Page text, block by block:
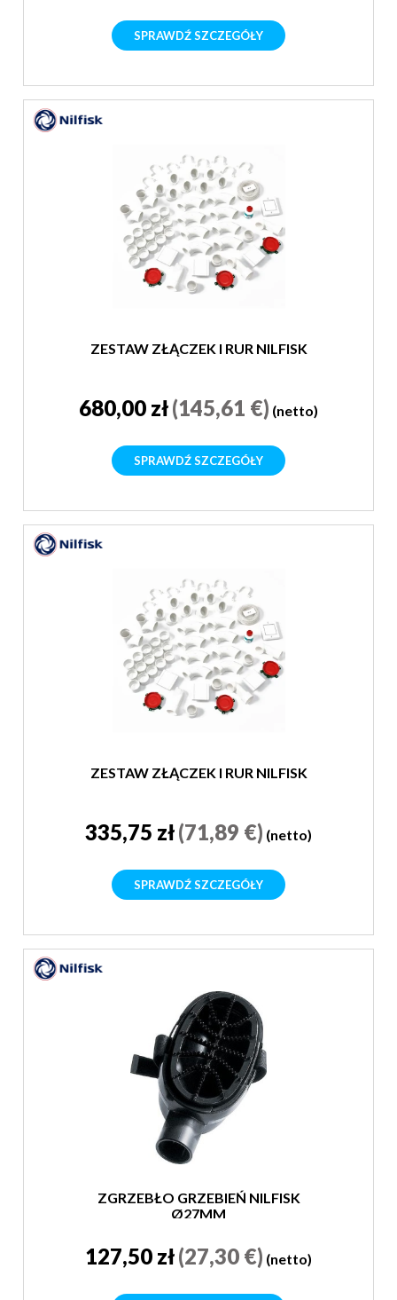
SPRAWDŹ SZCZEGÓŁY
ZESTAW ZŁĄCZEK I RUR NILFISK
680,00 zł(145,61 €) (netto)
SPRAWDŹ SZCZEGÓŁY
ZESTAW ZŁĄCZEK I RUR NILFISK
335,75 zł(71,89 €) (netto)
SPRAWDŹ SZCZEGÓŁY
ZGRZEBŁO GRZEBIEŃ NILFISK
Ø27MM
127,50 zł(27,30 €) (netto)